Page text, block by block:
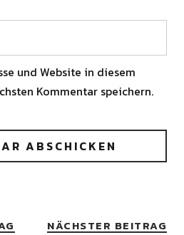
und Website in diesem
Kommentar speichern.
NÄCHSTER BEITRAG